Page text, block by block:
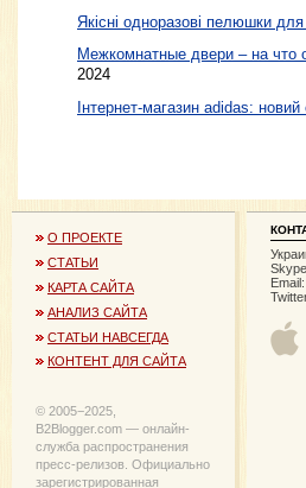
Якісні одноразові пелюшки
Межкомнатные двери – на
2024
Інтернет-магазин adidas: новий
О ПРОЕКТЕ
СТАТЬИ
КАРТА САЙТА
АНАЛИЗ САЙТА
СТАТЬИ НАВСЕГДА
КОНТЕНТ ДЛЯ САЙТА
© 2005−2025,
B2Blogger.com — онлайн-
служба распространения
пресс-релизов. Официально
зарегистрированная
Email: